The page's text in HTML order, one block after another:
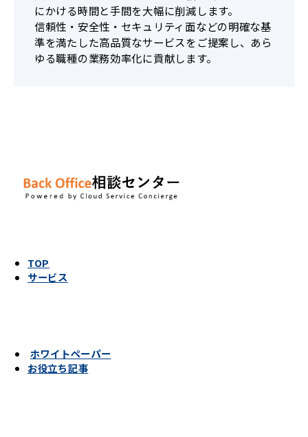
にかける時間と手間を大幅に削減します。
信頼性・安全性・セキュリティ面などの明確な基
準を満たした高品質なサービスをご提案し、あら
ゆる職種の業務効率化に貢献します。
TOP
サービス
ホワイトペーパー
お役立ち記事